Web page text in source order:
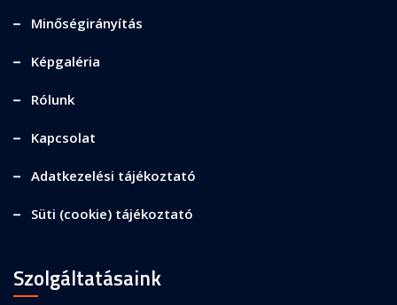
Minőségirányítás
Képgaléria
Rólunk
Kapcsolat
Adatkezelési tájékoztató
Süti (cookie) tájékoztató
Szolgáltatásaink